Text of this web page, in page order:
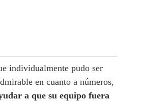
individualmente pudo ser
en cuanto a números,
a que su equipo fuera